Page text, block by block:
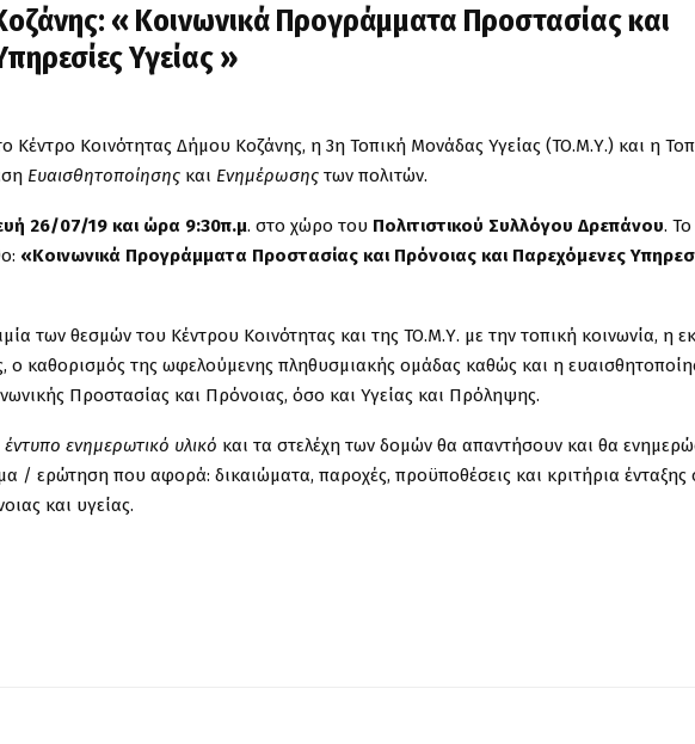
« Κοινωνικά Προγράμματα Προστασίας και
Υγείας »
Κέντρο Κοινότητας Δήμου Κοζάνης, η 3η Τοπική Μονάδας Υγείας (ΤΟ.Μ.Υ.) και η
Ευαισθητοποίησης και Ενημέρωσης των πολιτών.
26/07/19 και ώρα 9:30π.μ. στο χώρο του Πολιτιστικού Συλλόγου Δρεπάνου.
«Κοινωνικά Προγράμματα Προστασίας και Πρόνοιας και Παρεχόμενες
των θεσμών του Κέντρου Κοινότητας και της ΤΟ.Μ.Υ. με την τοπική κοινωνία, η
καθορισμός της ωφελούμενης πληθυσμιακής ομάδας καθώς και η
Προστασίας και Πρόνοιας, όσο και Υγείας και Πρόληψης.
έντυπο ενημερωτικό υλικό και τα στελέχη των δομών θα απαντήσουν και θα
/ ερώτηση που αφορά: δικαιώματα, παροχές, προϋποθέσεις και κριτήρια ένταξης
και υγείας.